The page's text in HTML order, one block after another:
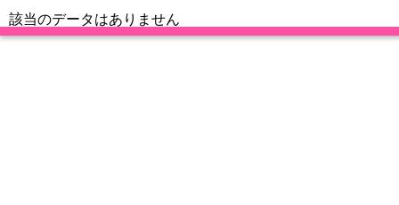
該当のデータはありません